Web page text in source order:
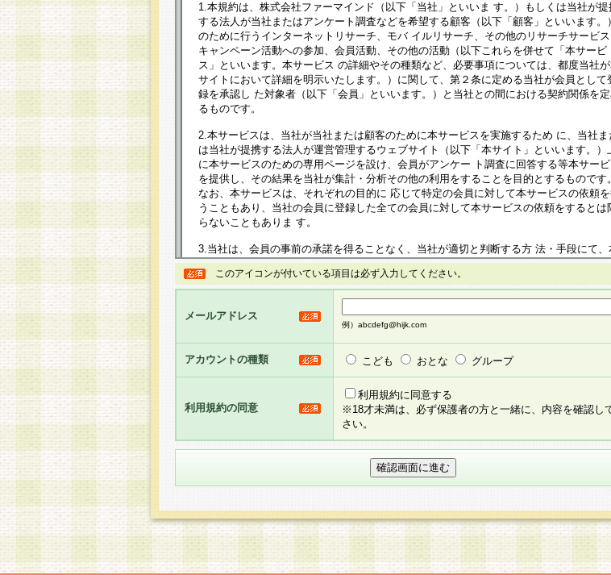
1.本規約は、株式会社ファーマインド（以下「当社」といいま す。）もしくは当社が提
する法人が当社またはアンケート調査などを希望する顧客（以下「顧客」といいます。）
のために行うインターネットリサーチ、モバ イルリサーチ、その他のリサーチサービス
キャンペーン活動への参加、会員活動、その他の活動（以下これらを併せて「本サービ
ス」といいます。本サービス の詳細やその種類など、必要事項については、都度当社
サイトにおいて詳細を明示いたします。）に関して、第２条に定める当社が会員として
録を承認し た対象者（以下「会員」といいます。）と当社との間における契約関係を
るものです。
2.本サービスは、当社が当社または顧客のために本サービスを実施するため に、当社ま
は当社が提携する法人が運営管理するウェブサイト（以下「本サイト」といいます。）
に本サービスのための専用ページを設け、会員がアンケー ト調査に回答する等本サー
を提供し、その結果を当社が集計・分析その他の利用をすることを目的とするものです。
なお、本サービスは、それぞれの目的に 応じて特定の会員に対して本サービスの依頼
うこともあり、当社の会員に登録した全ての会員に対して本サービスの依頼をするとは
らないこともありま す。
3.当社は、会員の事前の承諾を得ることなく、当社が適切と判断する方 法・手段にて、
規約を任意に制定、変更または修正することができるものとします。改定後の本規約等
は、本規約においては本サイトに掲示したときに、その 他の諸規定については、会員に
して告知の案内を配信または本サイトに掲示したときのいずれか早い時期をもってその
るものとします。
5.当社がお聞きする個人情報は、すべて会員登録希望者の自由な意思で提 供いただいた
のと考えております。従って、会員登録希望者が自らの個人情報の提供を希望されない
合には、当社はその個人情報をお預かりいたしません が、提供されないことによって、
社の取扱商品やサービス等をご利用いただけない場合がありますことを予めご了承くださ
い。
6.当社は、お客様から当社が保有している個人情報の開示・訂正・追加・ 利用停止等を
められた場合には、ご本人様であることが当社にて確認できた場合に限り、法令に準拠
せ先となります。
第2条 会員の資格
1.会員とは、本規約等を承諾のうえ、当社所定の登録手続きを全て完了し、当社が承認
このアイコンが付いている項目は必ず入力してください。
メールアドレス
例）abcdefg@hijk.com
アカウントの種類 こども おとな グループ
利用規約の同意
利用規約に同意する
※18才未満は、必ず保護者の方と一緒に、内容を確認し
さい。